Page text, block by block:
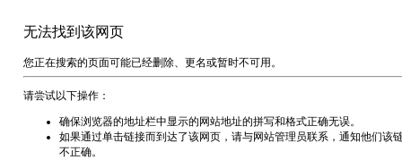
无法找到该网页
您正在搜索的页面可能已经删除、更名或暂时不可用。
请尝试以下操作：
确保浏览器的地址栏中显示的网站地址的拼写和格式正确无误。
如果通过单击链接而到达了该网页，请与网站管理员联系，通知他们该
不正确。